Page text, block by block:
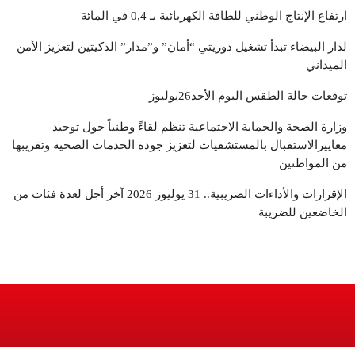
مجال."
ارتفاع الإنتاج الوطني للطاقة الكهربائية بـ 0,4 في المائة
لدار البيضاء تبدأ تشغيل دوريتي “أمان” و”مدار” الذكيتين لتعزيز الأمن
الميداني
توقعات حالة الطقس البوم الأحد26يوليوز
وزارة الصحة والحماية الاجتماعية تنظم لقاءً وطنياً حول توحيد
معاييرالاستقبال بالمستشفيات لتعزيز جودة الخدمات الصحية وتقريبها
من المواطنين
الإقرارات والأداءات الضريبية.. 31 يوليوز 2026 آخر أجل لعدة فئات من
الخاضعين للضريبة